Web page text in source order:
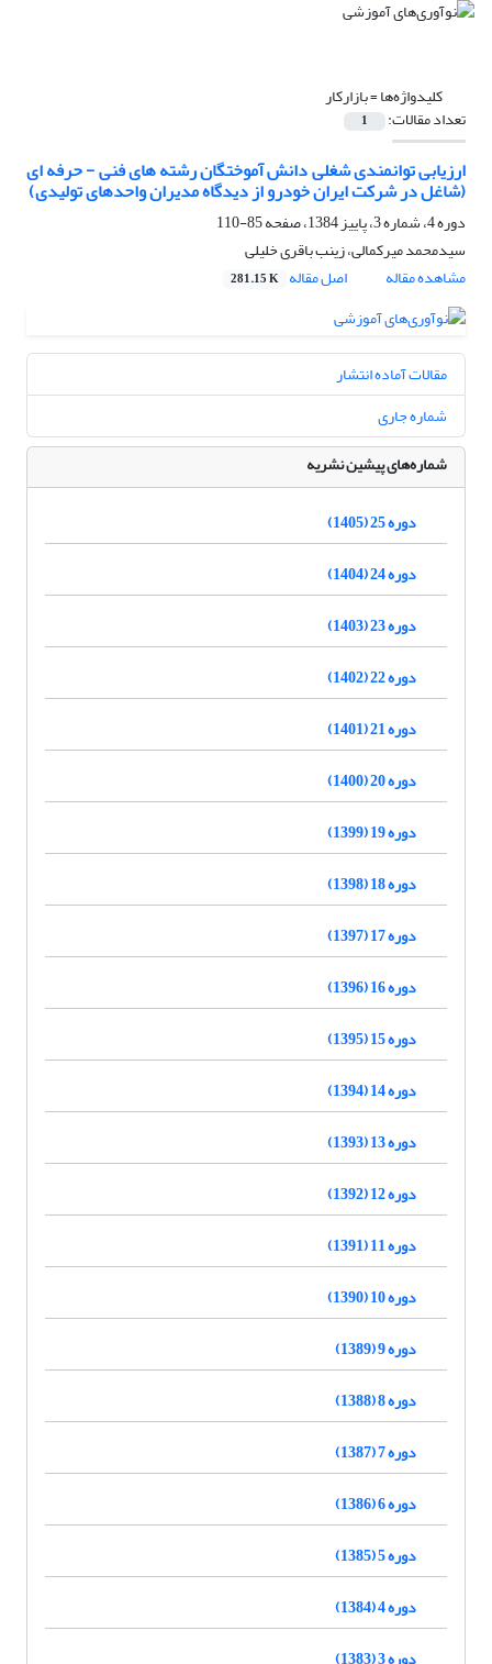
کلیدواژه‌ها =بازارکار
تعداد مقالات: 1
ارزیابی توانمندی شغلی دانش آموختگان رشته های فنی - حرفه ای
(شاغل در شرکت ایران خودرو از دیدگاه مدیران واحدهای تولیدی)
دوره 4، شماره 3، پاییز 1384، صفحه
85-110
سیدمحمد میرکمالی، زینب باقری خلیلی
مشاهده مقاله
اصل مقاله 281.15 K
مقالات آماده انتشار
شماره جاری
شماره‌های پیشین نشریه
دوره 25 (1405)
دوره 24 (1404)
دوره 23 (1403)
دوره 22 (1402)
دوره 21 (1401)
دوره 20 (1400)
دوره 19 (1399)
دوره 18 (1398)
دوره 17 (1397)
دوره 16 (1396)
دوره 15 (1395)
دوره 14 (1394)
دوره 13 (1393)
دوره 12 (1392)
دوره 11 (1391)
دوره 10 (1390)
دوره 9 (1389)
دوره 8 (1388)
دوره 7 (1387)
دوره 6 (1386)
دوره 5 (1385)
دوره 4 (1384)